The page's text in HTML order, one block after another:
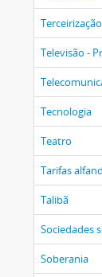
Terceirização
Televisão -
Tecnologia
Teatro
Tarifas
Talibã
Sociedades
Soberania